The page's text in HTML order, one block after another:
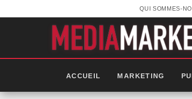
QUI SOMMES-
ACCUEIL MARKETING